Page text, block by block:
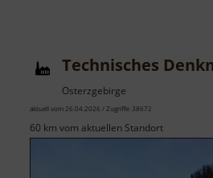
Zwönitz
Technisches
Osterzgebirge
aktuell vom 26.04.2026 / Zugriffe: 38672
60 km vom aktuellen Standort